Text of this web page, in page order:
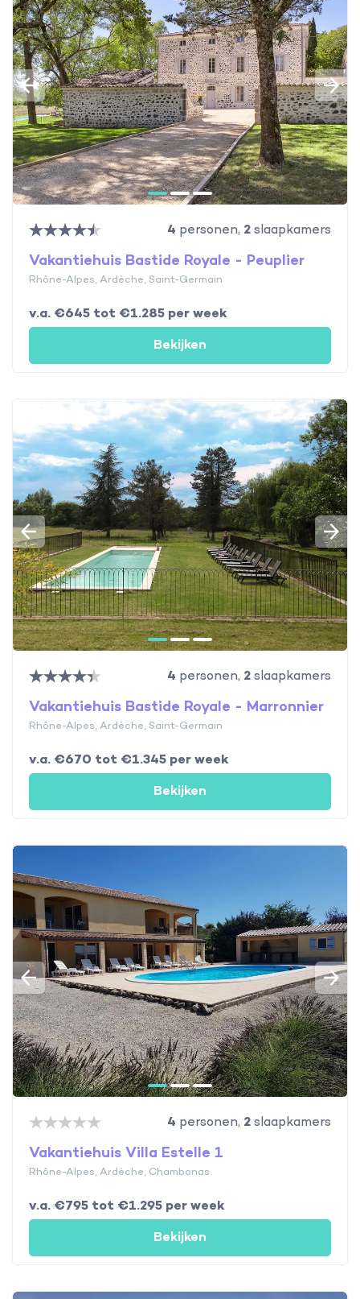
4 personen, 2slaapkamers
Vakantiehuis Bastide Royale - Peuplier
Rhône-Alpes, Ardèche, Saint-Germain
v.a. €645 tot €1.285 per week
Bekijken
4 personen, 2slaapkamers
Vakantiehuis Bastide Royale - Marronnier
Rhône-Alpes, Ardèche, Saint-Germain
v.a. €670 tot €1.345 per week
Bekijken
4 personen, 2slaapkamers
Vakantiehuis Villa Estelle 1
Rhône-Alpes, Ardèche, Chambonas
v.a. €795 tot €1.295 per week
Bekijken